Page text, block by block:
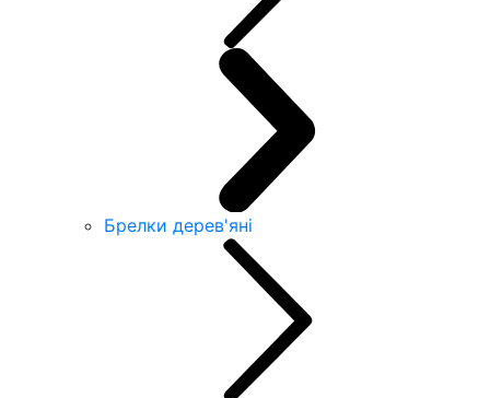
Брелки дерев'яні